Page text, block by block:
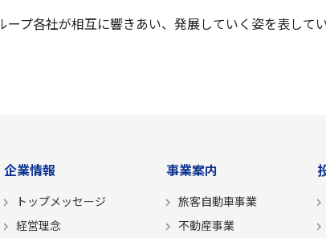
プ各社が相互に響きあい、発展していく姿を表してい
企業情報
トップメッセージ
経営理念
事業案内
旅客自動車事業
不動産事業